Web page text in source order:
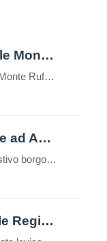
Riserva Naturale Monte Rufeno
La Riserva Naturale Monte Rufeno è un’area di grande bellezza naturalistica e rappresenta un importante luogo di conservazione per la biodiversità.È un posto ideale per gli amanti della natura e per coloro che desiderano scoprire la bellezza delle zone protette italiane. Questa riserva naturale copre un’area di circa 3.000 ettari.È situata nei pressi del comune […]
Museo del Fiore ad Acquapendente
Nei pressi del suggestivo borgo di Torre Alfina si trova il Museo del Fiore, all’interno della Riserva Naturale Monte Rufeno. Il Museo del Fiore sviluppato intorno al mondo del fiore e dedicato alla biodiversità del territorio è un museo interattivo e multimediale.Indice dei contenutiPaesaggio e habitatFaunaFloraSentieri e attività ricreativeINFORMAZIONI: All’interno del museo potrete scoprire, in […]
Riserva naturale Regionale Selva di Lamone